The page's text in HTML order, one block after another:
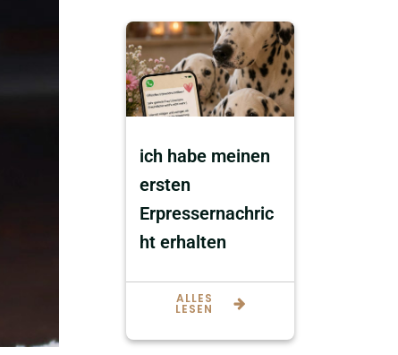
ich habe meinen
ersten
Erpressernachric
ht erhalten
ALLES
LESEN